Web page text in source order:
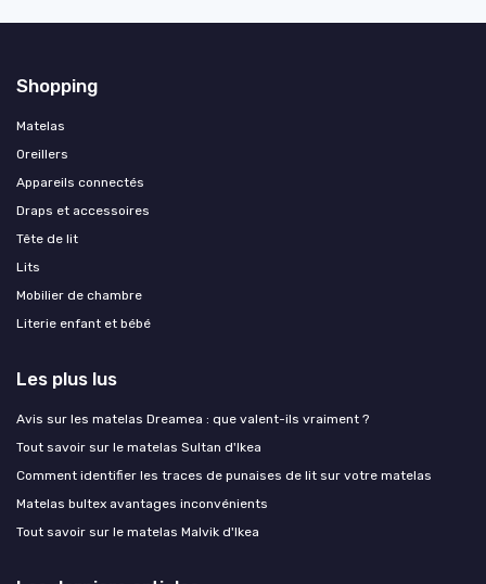
Shopping
Matelas
Oreillers
Appareils connectés
Draps et accessoires
Tête de lit
Lits
Mobilier de chambre
Literie enfant et bébé
Les plus lus
Avis sur les matelas Dreamea : que valent-ils vraiment ?
Tout savoir sur le matelas Sultan d'Ikea
Comment identifier les traces de punaises de lit sur votre matelas
Matelas bultex avantages inconvénients
Tout savoir sur le matelas Malvik d'Ikea